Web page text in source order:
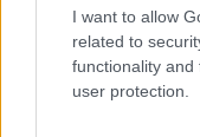
I want to allow
related to
functionality
user protection.